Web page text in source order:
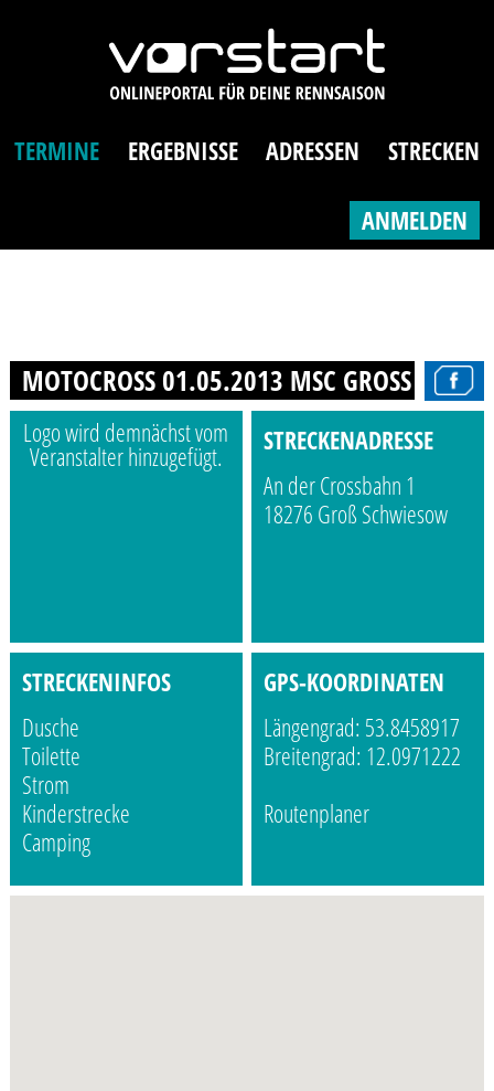
TERMINE ERGEBNISSE ADRESSEN STRECKEN
ANMELDEN
MOTOCROSS 01.05.2013 MSC GROSS
Logo wird demnächst vom
Veranstalter hinzugefügt.
STRECKENADRESSE
An der Crossbahn 1
18276 Groß Schwiesow
STRECKENINFOS
Dusche
Toilette
Strom
Kinderstrecke
Camping
GPS-KOORDINATEN
Längengrad: 53.8458917
Breitengrad: 12.0971222
Routenplaner